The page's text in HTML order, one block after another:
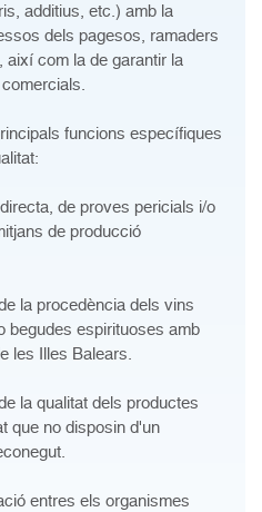
additius, etc.) amb la
dels pagesos, ramaders
així com la de garantir la
funcions específiques
de proves pericials i/o
de producció
la procedència dels vins
begudes espirituoses amb
les Illes Balears.
la qualitat dels productes
que no disposin d'un
entres els organismes